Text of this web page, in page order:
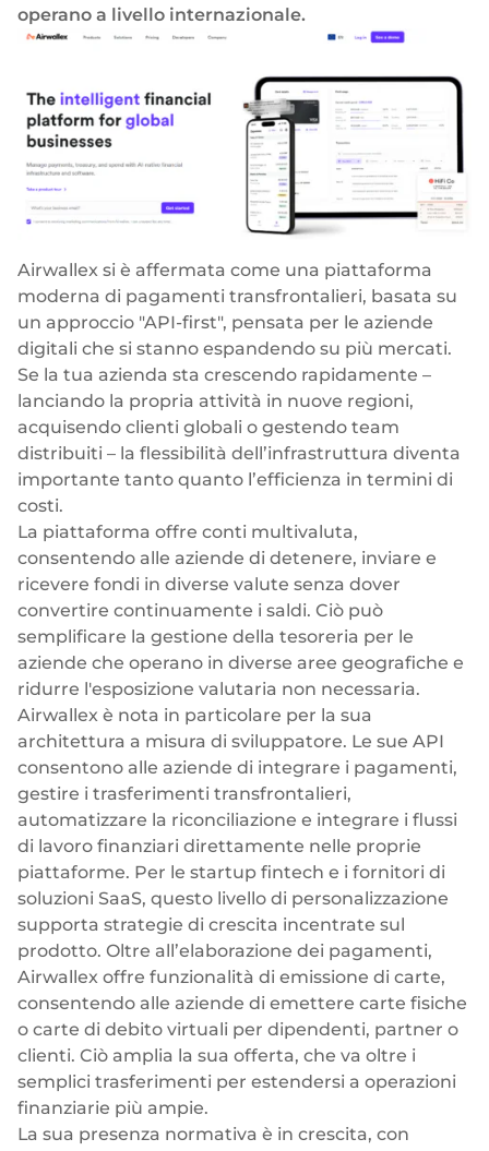
operano a livello internazionale.
Airwallex si è affermata come una piattaforma
moderna di pagamenti transfrontalieri, basata su
un approccio "API-first", pensata per le aziende
digitali che si stanno espandendo su più mercati.
Se la tua azienda sta crescendo rapidamente –
lanciando la propria attività in nuove regioni,
acquisendo clienti globali o gestendo team
distribuiti – la flessibilità dell’infrastruttura diventa
importante tanto quanto l’efficienza in termini di
costi.
La piattaforma offre conti multivaluta,
consentendo alle aziende di detenere, inviare e
ricevere fondi in diverse valute senza dover
convertire continuamente i saldi. Ciò può
semplificare la gestione della tesoreria per le
aziende che operano in diverse aree geografiche e
ridurre l'esposizione valutaria non necessaria.
Airwallex è nota in particolare per la sua
architettura a misura di sviluppatore. Le sue API
consentono alle aziende di integrare i pagamenti,
gestire i trasferimenti transfrontalieri,
automatizzare la riconciliazione e integrare i flussi
di lavoro finanziari direttamente nelle proprie
piattaforme. Per le startup fintech e i fornitori di
soluzioni SaaS, questo livello di personalizzazione
supporta strategie di crescita incentrate sul
prodotto. Oltre all’elaborazione dei pagamenti,
Airwallex offre funzionalità di emissione di carte,
consentendo alle aziende di emettere carte fisiche
o carte di debito virtuali per dipendenti, partner o
clienti. Ciò amplia la sua offerta, che va oltre i
semplici trasferimenti per estendersi a operazioni
finanziarie più ampie.
La sua presenza normativa è in crescita, con